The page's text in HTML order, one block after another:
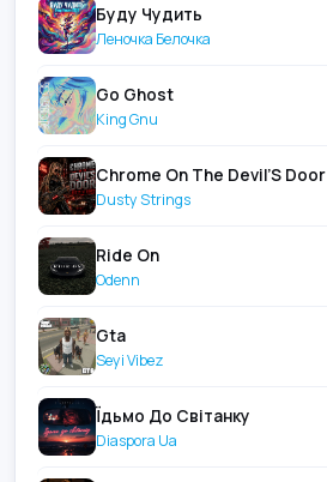
Буду Чудить
Леночка Белочка
Go Ghost
King Gnu
Chrome On The Devil’S Door
Dusty Strings
Ride On
Odenn
Gta
Seyi Vibez
Їдьмо До Світанку
Diaspora Ua